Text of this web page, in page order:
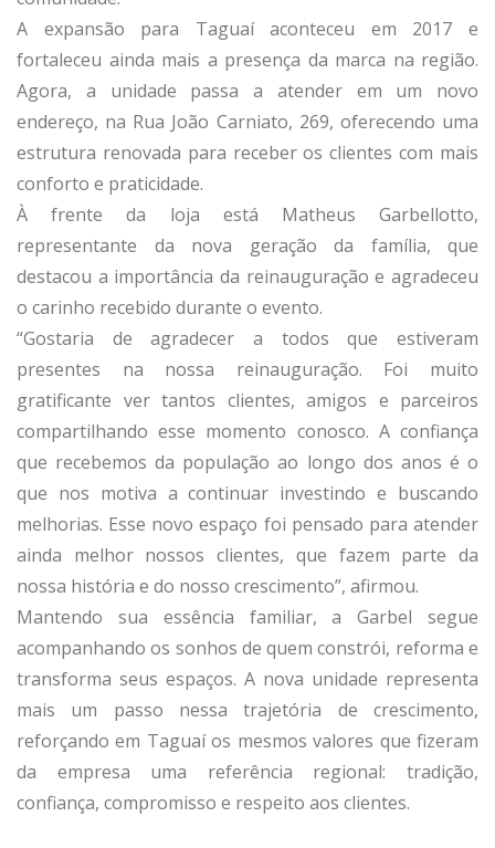
A expansão para Taguaí aconteceu em 2017 e
fortaleceu ainda mais a presença da marca na região.
Agora, a unidade passa a atender em um novo
endereço, na Rua João Carniato, 269, oferecendo uma
estrutura renovada para receber os clientes com mais
conforto e praticidade.
À frente da loja está Matheus Garbellotto,
representante da nova geração da família, que
destacou a importância da reinauguração e agradeceu
o carinho recebido durante o evento.
“Gostaria de agradecer a todos que estiveram
presentes na nossa reinauguração. Foi muito
gratificante ver tantos clientes, amigos e parceiros
compartilhando esse momento conosco. A confiança
que recebemos da população ao longo dos anos é o
que nos motiva a continuar investindo e buscando
melhorias. Esse novo espaço foi pensado para atender
ainda melhor nossos clientes, que fazem parte da
nossa história e do nosso crescimento”, afirmou.
Mantendo sua essência familiar, a Garbel segue
acompanhando os sonhos de quem constrói, reforma e
transforma seus espaços. A nova unidade representa
mais um passo nessa trajetória de crescimento,
reforçando em Taguaí os mesmos valores que fizeram
da empresa uma referência regional: tradição,
confiança, compromisso e respeito aos clientes.